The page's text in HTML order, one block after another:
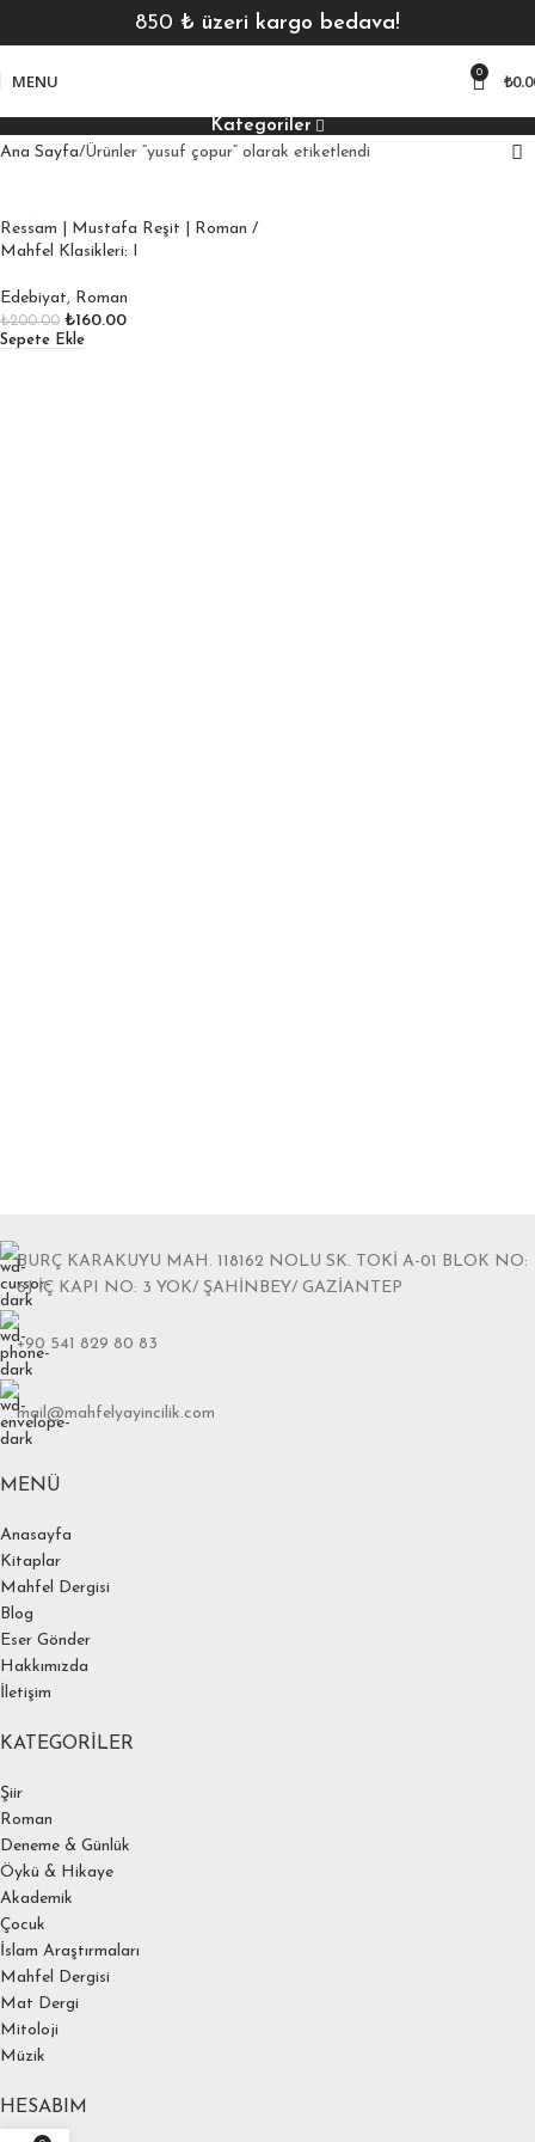
850 ₺ üzeri kargo bedava!
MENU 0 ₺
Kategoriler
Ana Sayfa Ürünler “yusuf çopur” olarak etiketlendi
Ressam | Mustafa Reşit | Roman /
Mahfel Klasikleri: I
Edebiyat, Roman
₺200.00 ₺160.00
Sepete Ekle
BURÇ KARAKUYU MAH. 118162 NOLU SK. TOKİ A-01 BLOK NO:
6J İÇ KAPI NO: 3 YOK/ ŞAHİNBEY/ GAZİANTEP
+90 541 829 80 83
mail@mahfelyayincilik.com
MENÜ
Anasayfa
Kitaplar
Mahfel Dergisi
Blog
Eser Gönder
Hakkımızda
İletişim
KATEGORILER
Şiir
Roman
Deneme & Günlük
Öykü & Hikaye
Akademik
Çocuk
İslam Araştırmaları
Mahfel Dergisi
Mat Dergi
Mitoloji
Müzik
HESABIM